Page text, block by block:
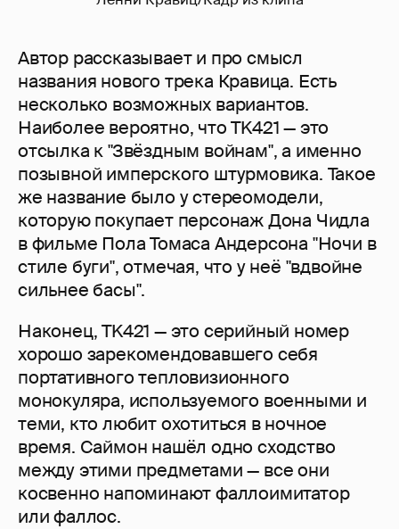
Автор рассказывает и про смысл
названия нового трека Кравица. Есть
несколько возможных вариантов.
Наиболее вероятно, что TK421 — это
отсылка к "Звёздным войнам", а именно
позывной имперского штурмовика. Такое
же название было у стереомодели,
которую покупает персонаж Дона Чидла
в фильме Пола Томаса Андерсона "Ночи в
стиле буги", отмечая, что у неё "вдвойне
сильнее басы".
Наконец, TK421 — это серийный номер
хорошо зарекомендовавшего себя
портативного тепловизионного
монокуляра, используемого военными и
теми, кто любит охотиться в ночное
время. Саймон нашёл одно сходство
между этими предметами — все они
косвенно напоминают фаллоимитатор
или фаллос.